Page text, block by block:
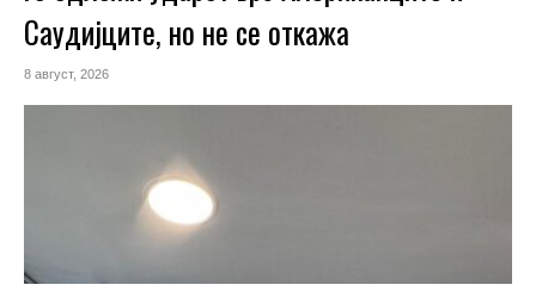
Саудијците, но не се откажа
8 август, 2026